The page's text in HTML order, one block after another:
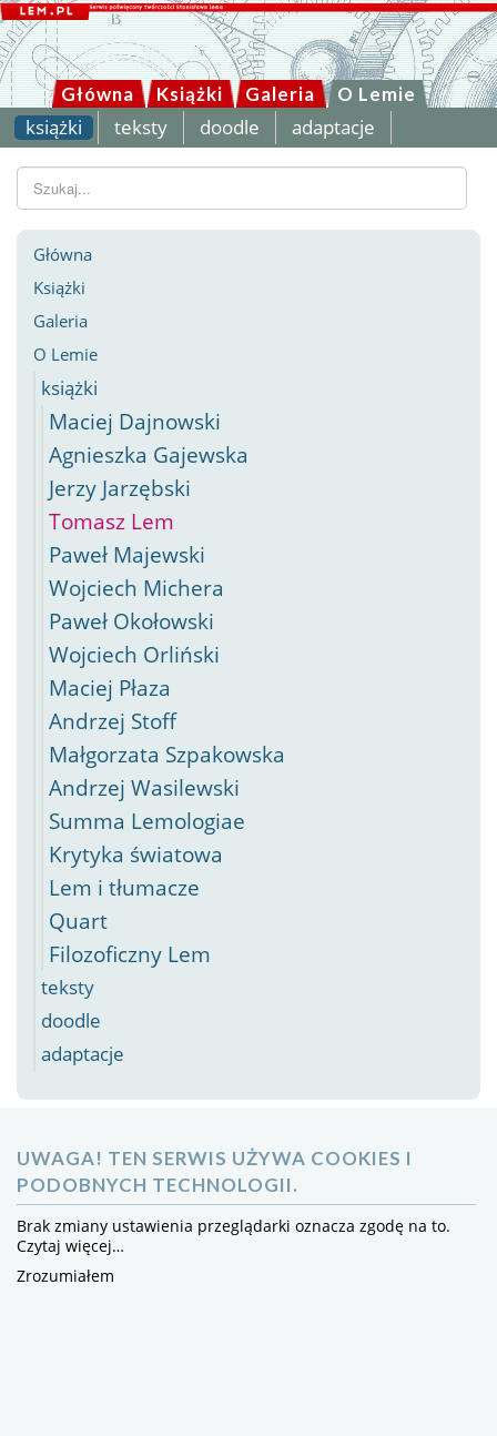
Główna Książki Galeria O Lemie
książki teksty doodle adaptacje
Szukaj...
Główna
Książki
Galeria
O Lemie
książki
Maciej Dajnowski
Agnieszka Gajewska
Jerzy Jarzębski
Tomasz Lem
Paweł Majewski
Wojciech Michera
Paweł Okołowski
Wojciech Orliński
Maciej Płaza
Andrzej Stoff
Małgorzata Szpakowska
Andrzej Wasilewski
Summa Lemologiae
Krytyka światowa
Lem i tłumacze
Quart
Filozoficzny Lem
teksty
doodle
adaptacje
UWAGA! TEN SERWIS UŻYWA COOKIES I
PODOBNYCH TECHNOLOGII.
Brak zmiany ustawienia przeglądarki oznacza zgodę na to.
Czytaj więcej…
Zrozumiałem